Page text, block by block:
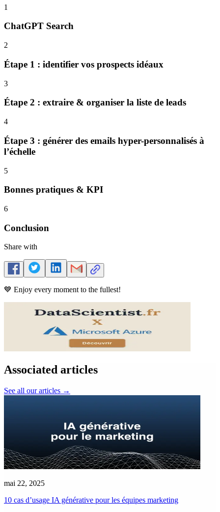
1
ChatGPT Search
2
Étape 1 : identifier vos prospects idéaux
3
Étape 2 : extraire & organiser la liste de leads
4
Étape 3 : générer des emails hyper-personnalisés à
l’échelle
5
Bonnes pratiques & KPI
6
Conclusion
Share with
💙 Enjoy every moment to the fullest!
Associated articles
See all our articles →
mai 22, 2025
10 cas d’usage IA générative pour les équipes marketing